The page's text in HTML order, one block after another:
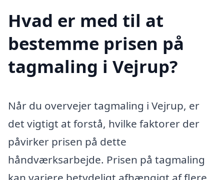
Hvad er med til at
bestemme prisen på
tagmaling i Vejrup?
Når du overvejer tagmaling i Vejrup, er
det vigtigt at forstå, hvilke faktorer der
påvirker prisen på dette
håndværksarbejde. Prisen på tagmaling